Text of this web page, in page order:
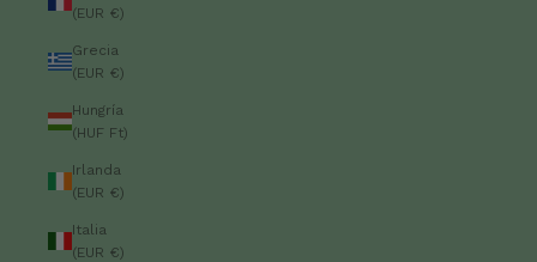
(EUR €)
Grecia
(EUR €)
Hungría
(HUF Ft)
Irlanda
(EUR €)
Italia
(EUR €)